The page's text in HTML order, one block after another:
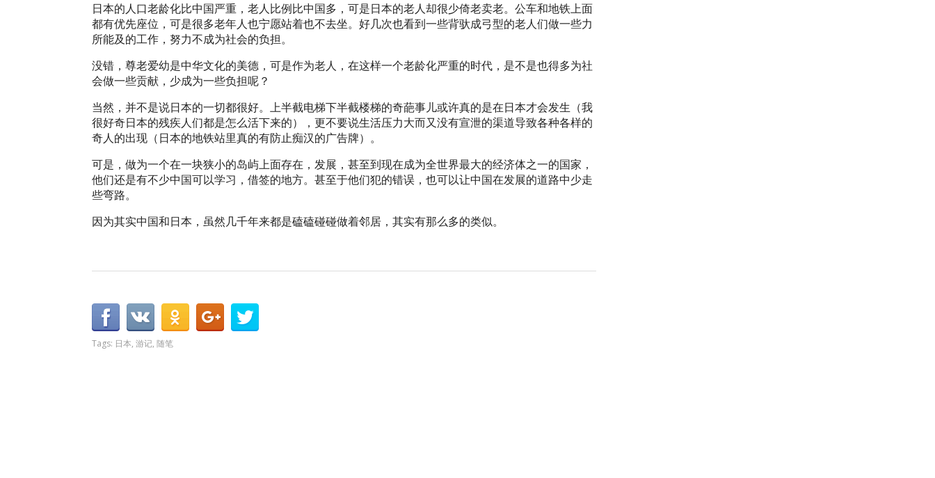
日本的人口老龄化比中国严重，老人比例比中国多，可是日本的老人却很少倚老卖老。公车和地铁上面
都有优先座位，可是很多老年人也宁愿站着也不去坐。好几次也看到一些背驮成弓型的老人们做一些力
所能及的工作，努力不成为社会的负担。
没错，尊老爱幼是中华文化的美德，可是作为老人，在这样一个老龄化严重的时代，是不是也得多为社
会做一些贡献，少成为一些负担呢？
当然，并不是说日本的一切都很好。上半截电梯下半截楼梯的奇葩事儿或许真的是在日本才会发生（我
很好奇日本的残疾人们都是怎么活下来的），更不要说生活压力大而又没有宣泄的渠道导致各种各样的
奇人的出现（日本的地铁站里真的有防止痴汉的广告牌）。
可是，做为一个在一块狭小的岛屿上面存在，发展，甚至到现在成为全世界最大的经济体之一的国家，
他们还是有不少中国可以学习，借签的地方。甚至于他们犯的错误，也可以让中国在发展的道路中少走
些弯路。
因为其实中国和日本，虽然几千年来都是磕磕碰碰做着邻居，其实有那么多的类似。
Tags: 日本, 游记, 随笔